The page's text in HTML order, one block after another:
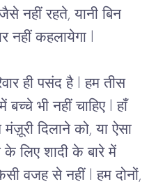
नहीं रहते, यानी बिन
नहीं कहलायेगा l
ही पसंद है l हम तीस
भी नहीं चाहिए l हाँ
दिलाने को, या ऐसा
के लिए शादी के बारे में
वजह से नहीं l हम दोनों,